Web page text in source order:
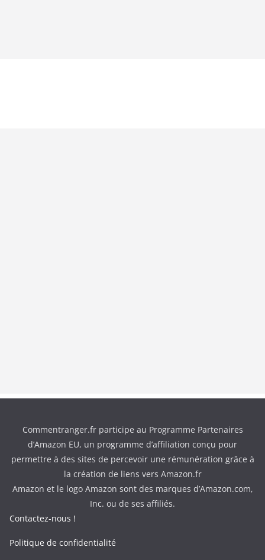
Commentranger.fr participe au Programme Partenaires
d’Amazon EU, un programme d’affiliation conçu pour
permettre à des sites de percevoir une rémunération grâce à
la création de liens vers Amazon.fr
Amazon et le logo Amazon sont des marques d’Amazon.com,
Inc. ou de ses affiliés.
Contactez-nous !
Politique de confidentialité